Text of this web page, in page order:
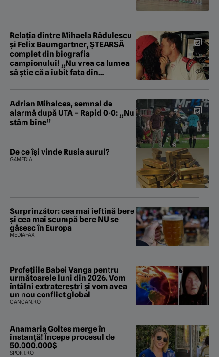
Relația dintre Mihaela Rădulescu
și Felix Baumgartner, ȘTEARSĂ
complet din biografia
campionului! „Nu vrea ca lumea
să știe că a iubit fata din
Adrian Mihalcea, semnal de
alarmă după UTA – Rapid 0-0: „Nu
stăm bine”
De ce își vinde Rusia aurul?
G4MEDIA
Surprinzător: cea mai ieftină bere
și cea mai scumpă bere NU se
găsesc în Europa
MEDIAFAX
Profețiile Babei Vanga pentru
următoarele luni din 2026. Vom
întâlni extratereștri și vom avea
un nou conflict global
CANCAN.RO
Anamaria Goltes merge în
instanță! Începe procesul de
50.000.000$
SPORT.RO